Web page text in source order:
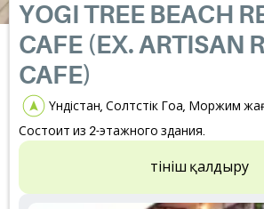
YOGI TREE BEACH
CAFE (EX. ARTISAN
CAFE)
Үндістан, Солтүстік Гоа, Моржим
Состоит из 2-этажного здания.
Өтініш қалдыру